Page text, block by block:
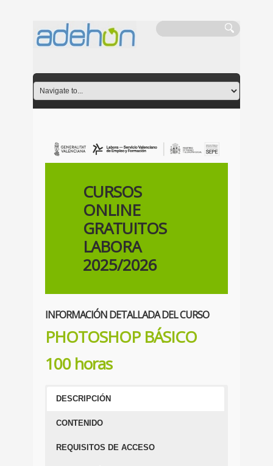
CURSOS
ONLINE
GRATUITOS
LABORA
2025/2026
INFORMACIÓN DETALLADA DEL CURSO
PHOTOSHOP BÁSICO
100 horas
DESCRIPCIÓN
CONTENIDO
REQUISITOS DE ACCESO